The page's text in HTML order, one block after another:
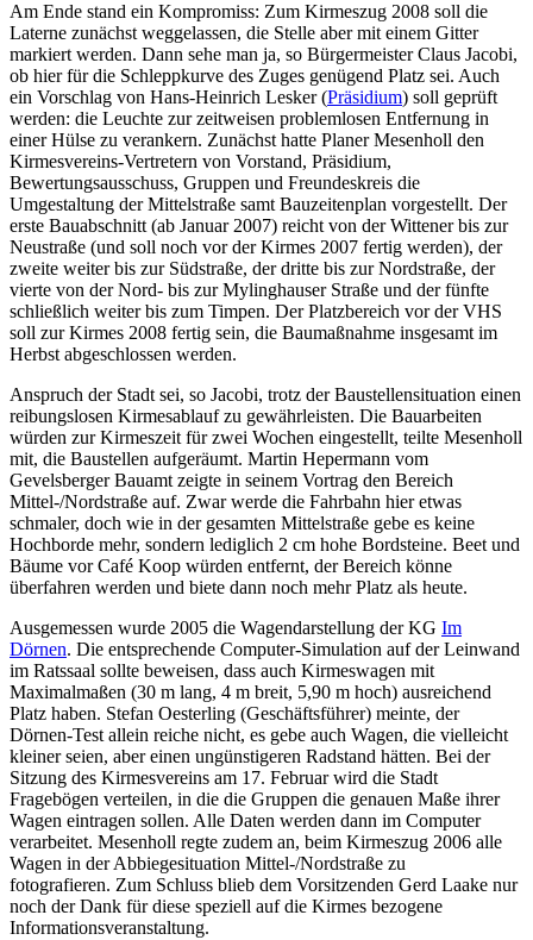
Am Ende stand ein Kompromiss: Zum Kirmeszug 2008 soll die
Laterne zunächst weggelassen, die Stelle aber mit einem Gitter
markiert werden. Dann sehe man ja, so Bürgermeister Claus Jacobi,
ob hier für die Schleppkurve des Zuges genügend Platz sei. Auch
ein Vorschlag von Hans-Heinrich Lesker (Präsidium) soll geprüft
werden: die Leuchte zur zeitweisen problemlosen Entfernung in
einer Hülse zu verankern. Zunächst hatte Planer Mesenholl den
Kirmesvereins-Vertretern von Vorstand, Präsidium,
Bewertungsausschuss, Gruppen und Freundeskreis die
Umgestaltung der Mittelstraße samt Bauzeitenplan vorgestellt. Der
erste Bauabschnitt (ab Januar 2007) reicht von der Wittener bis zur
Neustraße (und soll noch vor der Kirmes 2007 fertig werden), der
zweite weiter bis zur Südstraße, der dritte bis zur Nordstraße, der
vierte von der Nord- bis zur Mylinghauser Straße und der fünfte
schließlich weiter bis zum Timpen. Der Platzbereich vor der VHS
soll zur Kirmes 2008 fertig sein, die Baumaßnahme insgesamt im
Herbst abgeschlossen werden.
Anspruch der Stadt sei, so Jacobi, trotz der Baustellensituation einen
reibungslosen Kirmesablauf zu gewährleisten. Die Bauarbeiten
würden zur Kirmeszeit für zwei Wochen eingestellt, teilte Mesenholl
mit, die Baustellen aufgeräumt. Martin Hepermann vom
Gevelsberger Bauamt zeigte in seinem Vortrag den Bereich
Mittel-/Nordstraße auf. Zwar werde die Fahrbahn hier etwas
schmaler, doch wie in der gesamten Mittelstraße gebe es keine
Hochborde mehr, sondern lediglich 2 cm hohe Bordsteine. Beet und
Bäume vor Café Koop würden entfernt, der Bereich könne
überfahren werden und biete dann noch mehr Platz als heute.
Ausgemessen wurde 2005 die Wagendarstellung der KG Im
Dörnen. Die entsprechende Computer-Simulation auf der Leinwand
im Ratssaal sollte beweisen, dass auch Kirmeswagen mit
Maximalmaßen (30 m lang, 4 m breit, 5,90 m hoch) ausreichend
Platz haben. Stefan Oesterling (Geschäftsführer) meinte, der
Dörnen-Test allein reiche nicht, es gebe auch Wagen, die vielleicht
kleiner seien, aber einen ungünstigeren Radstand hätten. Bei der
Sitzung des Kirmesvereins am 17. Februar wird die Stadt
Fragebögen verteilen, in die die Gruppen die genauen Maße ihrer
Wagen eintragen sollen. Alle Daten werden dann im Computer
verarbeitet. Mesenholl regte zudem an, beim Kirmeszug 2006 alle
Wagen in der Abbiegesituation Mittel-/Nordstraße zu
fotografieren. Zum Schluss blieb dem Vorsitzenden Gerd Laake nur
noch der Dank für diese speziell auf die Kirmes bezogene
Informationsveranstaltung.